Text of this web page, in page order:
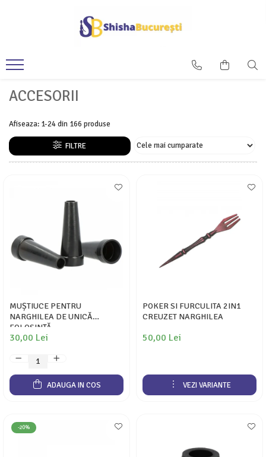
ACCESORII
Afiseaza: 1-24din 166 produse
FILTRE
MUȘTIUCE PENTRU
NARGHILEA DE UNICĂ
FOLOSINȚĂ
30,00 Lei
ADAUGA IN COS
POKER SI FURCULITA 2IN1
CREUZET NARGHILEA
50,00 Lei
VEZI VARIANTE
-20%